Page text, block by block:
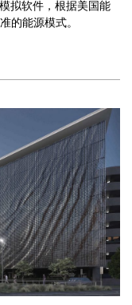
拟软件，根据美国能
的能源模式。